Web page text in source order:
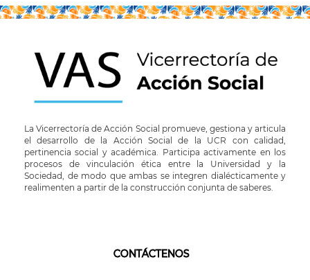
La Vicerrectoría de Acción Social promueve, gestiona y articula
el desarrollo de la Acción Social de la UCR con calidad,
pertinencia social y académica. Participa activamente en los
procesos de vinculación ética entre la Universidad y la
Sociedad, de modo que ambas se integren dialécticamente y
realimenten a partir de la construcción conjunta de saberes.
CONTÁCTENOS